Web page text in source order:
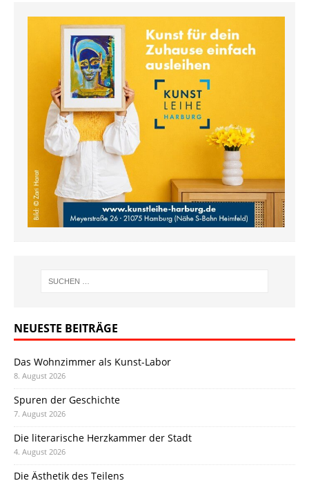
NEUESTE BEITRÄGE
Das Wohnzimmer als Kunst-Labor
8. August 2026
Spuren der Geschichte
7. August 2026
Die literarische Herzkammer der Stadt
4. August 2026
Die Ästhetik des Teilens